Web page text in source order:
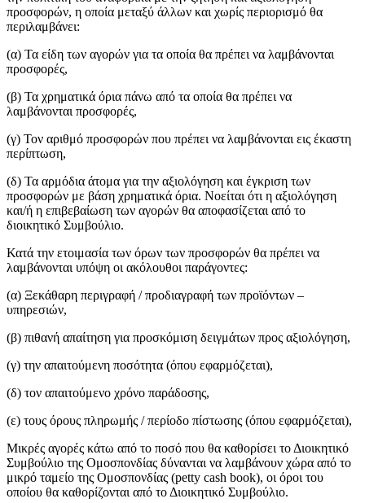
προσφορών, η οποία μεταξύ άλλων και χωρίς περιορισμό θα
περιλαμβάνει:
(α) Τα είδη των αγορών για τα οποία θα πρέπει να λαμβάνονται
προσφορές,
(β) Τα χρηματικά όρια πάνω από τα οποία θα πρέπει να
λαμβάνονται προσφορές,
(γ) Τον αριθμό προσφορών που πρέπει να λαμβάνονται εις έκαστη
περίπτωση,
(δ) Τα αρμόδια άτομα για την αξιολόγηση και έγκριση των
προσφορών με βάση χρηματικά όρια. Νοείται ότι η αξιολόγηση
και/ή η επιβεβαίωση των αγορών θα αποφασίζεται από το
διοικητικό Συμβούλιο.
Κατά την ετοιμασία των όρων των προσφορών θα πρέπει να
λαμβάνονται υπόψη οι ακόλουθοι παράγοντες:
(α) Ξεκάθαρη περιγραφή / προδιαγραφή των προϊόντων –
υπηρεσιών,
(β) πιθανή απαίτηση για προσκόμιση δειγμάτων προς αξιολόγηση,
(γ) την απαιτούμενη ποσότητα (όπου εφαρμόζεται),
(δ) τον απαιτούμενο χρόνο παράδοσης,
(ε) τους όρους πληρωμής / περίοδο πίστωσης (όπου εφαρμόζεται),
Μικρές αγορές κάτω από το ποσό που θα καθορίσει το Διοικητικό
Συμβούλιο της Ομοσπονδίας δύνανται να λαμβάνουν χώρα από το
μικρό ταμείο της Ομοσπονδίας (petty cash book), οι όροι του
οποίου θα καθορίζονται από το Διοικητικό Συμβούλιο.